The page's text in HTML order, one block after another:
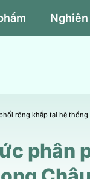
rộng khắp tại hệ
phân